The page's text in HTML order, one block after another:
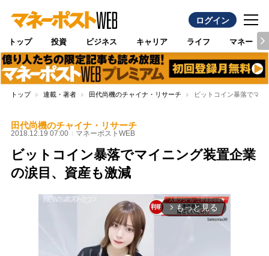
ログイン
トップ 投資 ビジネス キャリア ライフ マネー
トップ 連載・著者 田代尚機のチャイナ・リサーチ ビットコイン暴落でマ
田代尚機のチャイナ・リサーチ
2018.12.19 07:00 マネーポストWEB
ビットコイン暴落でマイニング装置企業
の涙目、資産も激減
arrow_forward_ios もっと見る